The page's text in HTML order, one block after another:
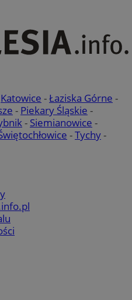
Katowice -Łaziska Górne -
- Piekary Śląskie -
- Siemianowice -
-Tychy-